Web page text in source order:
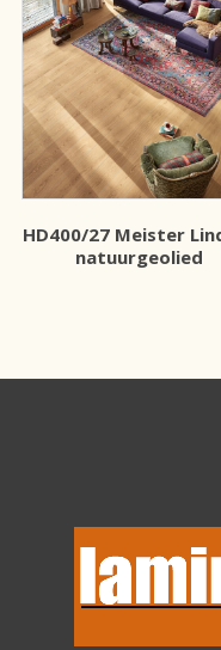
HD400/27 Meister
natuurgeolied